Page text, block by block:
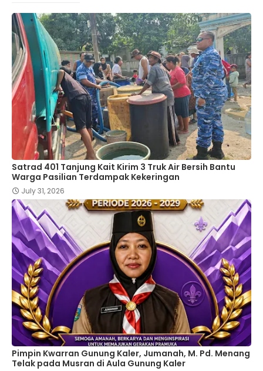
Satrad 401 Tanjung Kait Kirim 3 Truk Air Bersih Bantu
Warga Pasilian Terdampak Kekeringan
July 31, 2026
Pimpin Kwarran Gunung Kaler, Jumanah, M. Pd. Menang
Telak pada Musran di Aula Gunung Kaler